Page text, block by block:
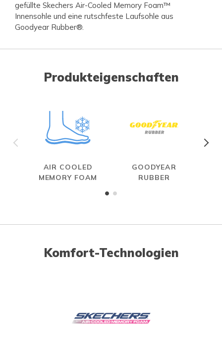
gefüllte Skechers Air-Cooled Memory Foam™
Innensohle und eine rutschfeste Laufsohle aus
Goodyear Rubber®.
Produkteigenschaften
AIR COOLED
MEMORY FOAM
GOODYEAR
RUBBER
Komfort-Technologien